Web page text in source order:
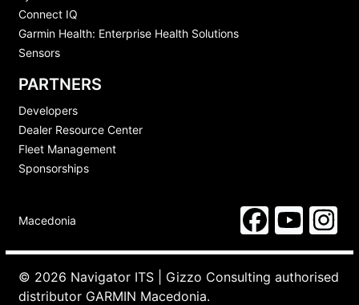
Connect IQ
Garmin Health: Enterprise Health Solutions
Sensors
PARTNERS
Developers
Dealer Resource Center
Fleet Management
Sponsorships
Macedonia
© 2026 Navigator ITS | Gizzo Consulting authorised
distributor GARMIN Macedonia.